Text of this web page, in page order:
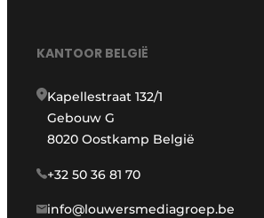
KANTOOR BELGIË
Kapellestraat 132/1
Gebouw G
8020 Oostkamp België
+32 50 36 81 70
info@louwersmediagroep.be